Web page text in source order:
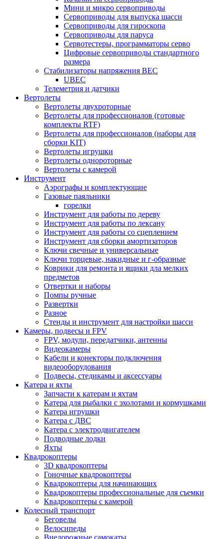
Мини и микро сервоприводы
Сервоприводы для выпуска шасси
Сервоприводы для гироскопа
Сервоприводы для паруса
Сервотестеры, программаторы серво
Цифровые сервоприводы стандартного
размера
Стабилизаторы напряжения BEC
UBEC
Телеметрия и датчики
Вертолеты
Вертолеты двухроторные
Вертолеты для профессионалов (готовые
комплекты RTF)
Вертолеты для профессионалов (наборы для
сборки KIT)
Вертолеты игрушки
Вертолеты однороторные
Вертолеты с камерой
Инструмент
Аэрографы и комплектующие
Газовые паяльники
горелки
Инструмент для работы по дереву
Инструмент для работы по лексану
Инструмент для работы со сцеплением
Инструмент для сборки амортизаторов
Ключи свечные и универсальные
Ключи торцевые, накидные и г-образные
Коврики для ремонта и ящики дла мелких
предметов
Отвертки и наборы
Помпы ручные
Развертки
Разное
Стенды и инструмент для настройки шасси
Камеры, подвесы и FPV
FPV, модули, передатчики, антенны
Видеокамеры
Кабели и конекторы подключения
видеооборудования
Подвесы, стедикамы и аксессуары
Катера и яхты
Запчасти к катерам и яхтам
Катера для рыбалки с эхолотами и кормушками
Катера игрушки
Катера с ДВС
Катера с электродвигателем
Подводные лодки
Яхты
Квадрокоптеры
3D квадрокоптеры
Гоночные квадрокоптеры
Квадрокоптеры для начинающих
Квадрокоптеры профессиональные для съемки
Квадрокоптеры с камерой
Колесный транспорт
Беговелы
Велосипеды
Внедорожные самокаты